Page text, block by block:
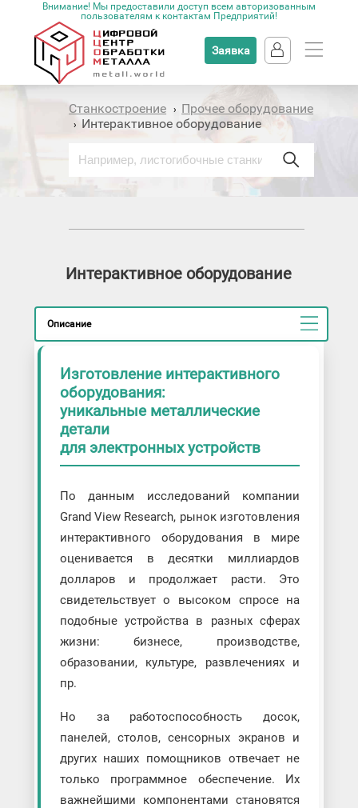
Внимание! Мы предоставили доступ всем авторизованным
пользователям к контактам Предприятий!
Заявка
Станкостроение › Прочее оборудование
› Интерактивное оборудование
Интерактивное оборудование
Описание
Изготовление интерактивного
оборудования:
уникальные металлические
детали
для электронных устройств
По данным исследований компании
Grand View Research, рынок изготовления
интерактивного оборудования в мире
оценивается в десятки миллиардов
долларов и продолжает расти. Это
свидетельствует о высоком спросе на
подобные устройства в разных сферах
жизни: бизнесе, производстве,
образовании, культуре, развлечениях и
пр.
Но за работоспособность досок,
панелей, столов, сенсорных экранов и
других наших помощников отвечает не
только программное обеспечение. Их
важнейшими компонентами становятся